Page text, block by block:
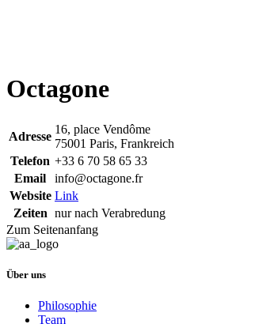
Octagone
Adresse
16, place Vendôme
75001 Paris, Frankreich
Telefon +33 6 70 58 65 33
Email
info@octagone.fr
Website Link
Zeiten nur nach Verabredung
Zum Seitenanfang
Über uns
Philosophie
Team